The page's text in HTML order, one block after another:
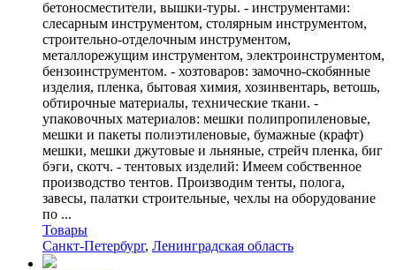
бетоносместители, вышки-туры. - инструментами:
слесарным инструментом, столярным инструментом,
строительно-отделочным инструментом,
металлорежущим инструментом, электроинструментом,
бензоинструментом. - хозтоваров: замочно-скобянные
изделия, пленка, бытовая химия, хозинвентарь, ветошь,
обтирочные материалы, технические ткани. -
упаковочных материалов: мешки полипропиленовые,
мешки и пакеты полиэтиленовые, бумажные (крафт)
мешки, мешки джутовые и льняные, стрейч пленка, биг
бэги, скотч. - тентовых изделий: Имеем собственное
производство тентов. Производим тенты, полога,
завесы, палатки строительные, чехлы на оборудование
по ...
Товары
Санкт-Петербург, Ленинградская область